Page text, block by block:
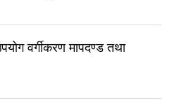
वर्गीकरण मापदण्ड तथा